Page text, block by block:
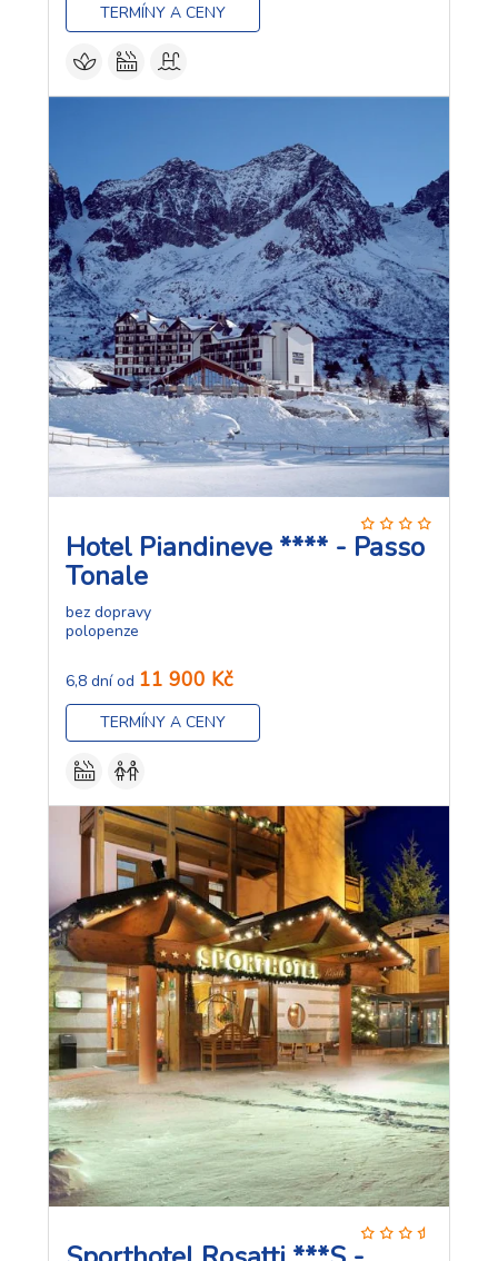
TERMÍNY A CENY
Hotel Piandineve **** - Passo
Tonale
bez dopravy
polopenze
6,8 dní od 11 900 Kč
TERMÍNY A CENY